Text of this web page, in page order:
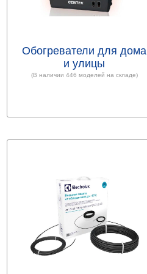
Обогреватели для дома
и улицы
(В наличии 446 моделей на складе)